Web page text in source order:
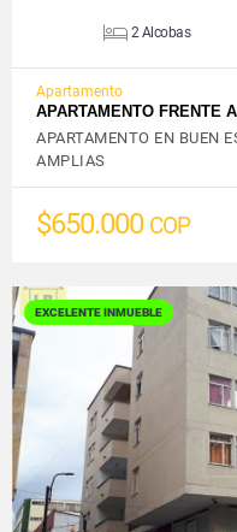
2 Alcobas
Apartamento
APARTAMENTO FRENTE
APARTAMENTO EN BUEN
AMPLIAS
$650.000 COP
EXCELENTE INMUEBLE